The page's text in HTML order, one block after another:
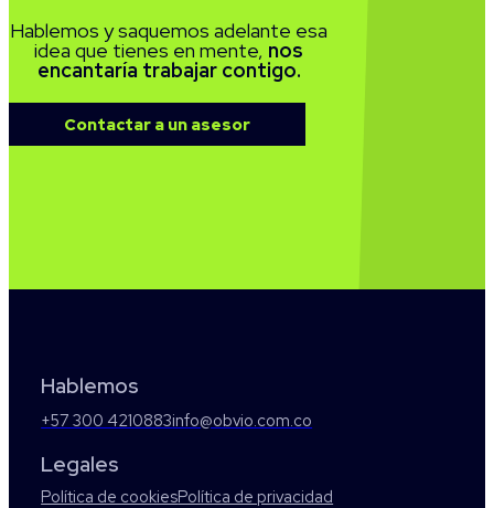
Hablemos y saquemos adelante esa
idea que tienes en mente, nos
encantaría trabajar contigo.
Contactar a un asesor
Hablemos
+57 300 4210883info@obvio.com.co
Legales
Política de cookiesPolítica de privacidad